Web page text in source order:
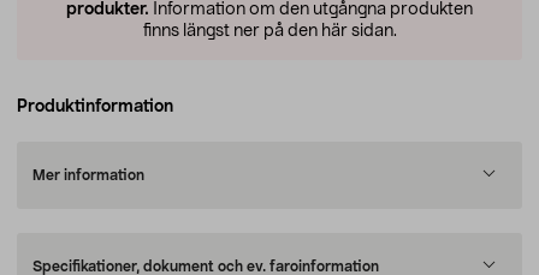
produkter. Information om den utgångna produkten
finns längst ner på den här sidan.
Produktinformation
Mer information
Specifikationer, dokument och ev. faroinformation